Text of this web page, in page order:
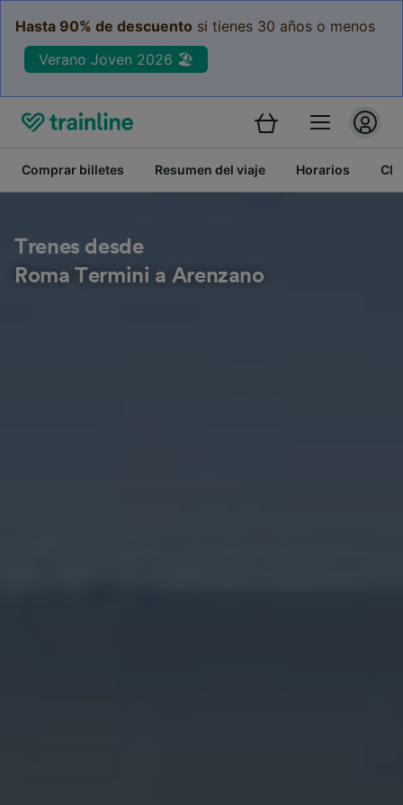
Hasta 90% de descuento si tienes 30 años o menos
Verano Joven 2026 🏖️
Comprar billetes Resumen del viaje Horarios
Trenes desde
Roma Termini a Arenzano